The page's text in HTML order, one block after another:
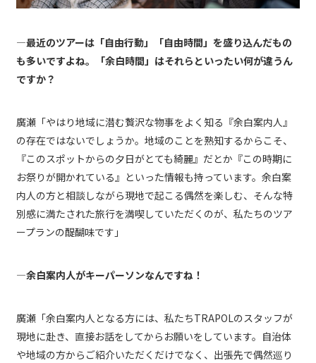
―最近のツアーは「自由行動」「自由時間」を盛り込んだもの
も多いですよね。「余白時間」はそれらといったい何が違うん
ですか？
廣瀬「やはり地域に潜む贅沢な物事をよく知る『余白案内人』
の存在ではないでしょうか。地域のことを熟知するからこそ、
『このスポットからの夕日がとても綺麗』だとか『この時期に
お祭りが開かれている』といった情報も持っています。余白案
内人の方と相談しながら現地で起こる偶然を楽しむ、そんな特
別感に満たされた旅行を満喫していただくのが、私たちのツア
ープランの醍醐味です」
―余白案内人がキーパーソンなんですね！
廣瀬「余白案内人となる方には、私たちTRAPOLのスタッフが
現地に赴き、直接お話をしてからお願いをしています。自治体
や地域の方からご紹介いただくだけでなく、出張先で偶然巡り